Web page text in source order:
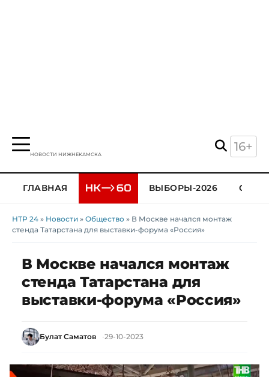
НОВОСТИ НИЖНЕКАМСКА
16+
ГЛАВНАЯ ВЫБОРЫ-2026
НТР 24 » Новости » Общество » В Москве начался монтаж
стенда Татарстана для выставки-форума «Россия»
В Москве начался монтаж
стенда Татарстана для
выставки-форума «Россия»
Булат Саматов 29-10-2023